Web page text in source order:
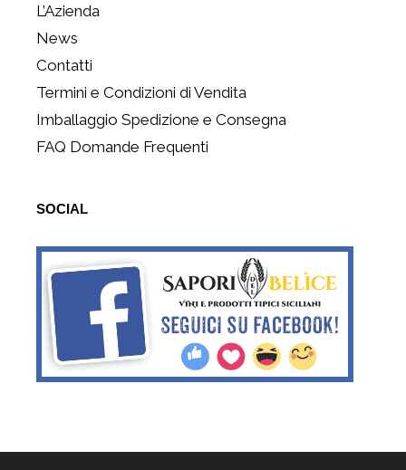
L’Azienda
News
Contatti
Termini e Condizioni di Vendita
Imballaggio Spedizione e Consegna
FAQ Domande Frequenti
SOCIAL